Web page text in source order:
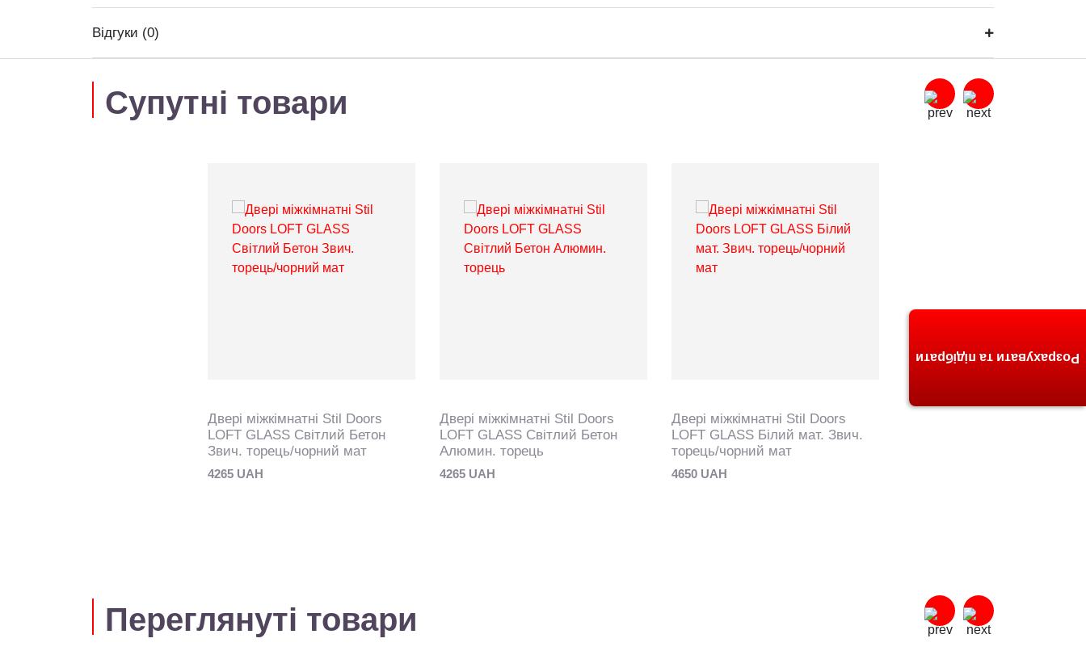
Відгуки (0)
Супутні товари
Двері міжкімнатні Stil Doors
LOFT GLASS Світлий Бетон
Звич. торець/чорний мат
4265 UAH
Двері міжкімнатні Stil Doors
LOFT GLASS Світлий Бетон
Алюмин. торець
4265 UAH
Двері міжкімнатні Stil Doors
LOFT GLASS Білий мат. Звич.
торець/чорний мат
4650 UAH
Переглянуті товари
Розрахувати та підібрати